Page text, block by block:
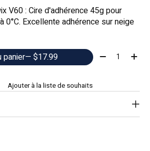
V60 : Cire d'adhérence 45g pour
0°C. Excellente adhérence sur neige
panier
— $17.99 Quantité:
Ajouter à la liste de souhaits